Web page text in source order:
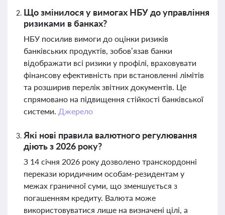
Що змінилося у вимогах НБУ до управління
ризиками в банках?
НБУ посилив вимоги до оцінки ризиків
банківських продуктів, зобов’язав банки
відображати всі ризики у профілі, враховувати
фінансову ефективність при встановленні лімітів
та розширив перелік звітних документів. Це
спрямовано на підвищення стійкості банківської
системи. Джерело
Які нові правила валютного регулювання
діють з 2026 року?
З 14 січня 2026 року дозволено транскордонні
перекази юридичним особам-резидентам у
межах граничної суми, що зменшується з
погашенням кредиту. Валюта може
використовуватися лише на визначені цілі, а